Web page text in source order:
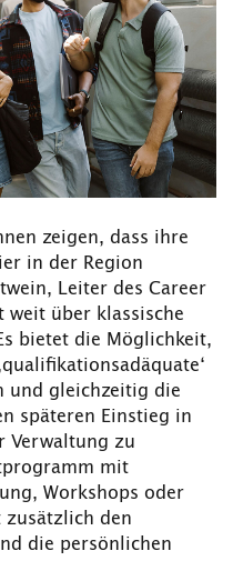
zeigen, dass ihre
in der Region
Leiter des Career
weit über klassische
bietet die Möglichkeit,
und gleichzeitig die
späteren Einstieg in
Verwaltung zu
mit
Workshops oder
zusätzlich den
die persönlichen